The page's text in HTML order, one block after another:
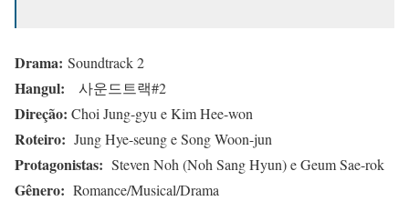
Drama: Soundtrack 2
Hangul: 사운드트랙#2
Direção: Choi Jung-gyu e Kim Hee-won
Roteiro: Jung Hye-seung e Song Woon-jun
Protagonistas: Steven Noh (Noh Sang Hyun) e Geum Sae-rok
Gênero: Romance/Musical/Drama